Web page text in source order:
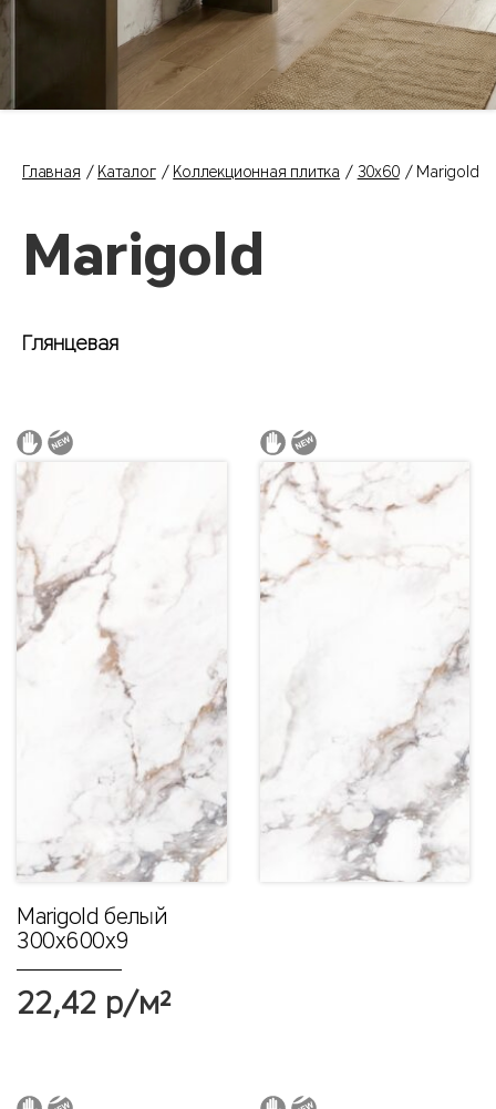
Главная Каталог Коллекционная плитка 30x60 Marigold
Marigold
Глянцевая
Marigold белый
300х600x9
22,42 р/м²